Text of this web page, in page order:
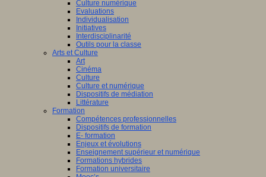
Culture numérique
Evaluations
Individualisation
Initiatives
Interdisciplinarité
Outils pour la classe
Arts et Culture
Art
Cinéma
Culture
Culture et numérique
Dispositifs de médiation
Littérature
Formation
Compétences professionnelles
Dispositifs de formation
E- formation
Enjeux et évolutions
Enseignement supérieur et numérique
Formations hybrides
Formation universitaire